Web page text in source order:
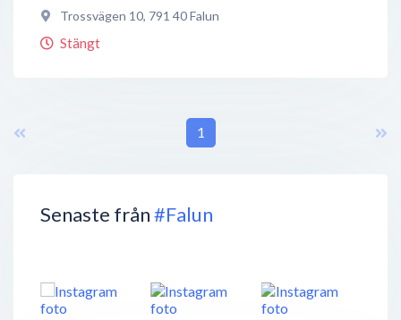
Senaste från#Falun
Trossvägen 10, 791 40Falun
Stängt
1